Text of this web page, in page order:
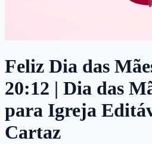
Feliz Dia das
20:12 | Dia das
para Igreja
Cartaz